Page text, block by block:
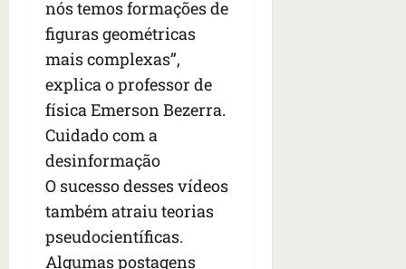
nós temos formações de
figuras geométricas
mais complexas”,
explica o professor de
física Emerson Bezerra.
Cuidado com a
desinformação
O sucesso desses vídeos
também atraiu teorias
pseudocientíficas.
Algumas postagens